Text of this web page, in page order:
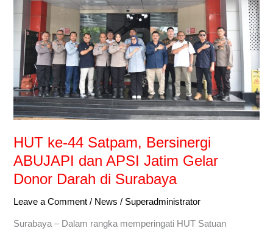
HUT ke-44 Satpam, Bersinergi
ABUJAPI dan APSI Jatim Gelar
Donor Darah di Surabaya
Leave a Comment / News / Superadministrator
Surabaya – Dalam rangka memperingati HUT Satuan
Satpam,
Bersinergi
ABUJAPI
dan
APSI
Jatim
Gelar
Donor
Darah
Surabaya